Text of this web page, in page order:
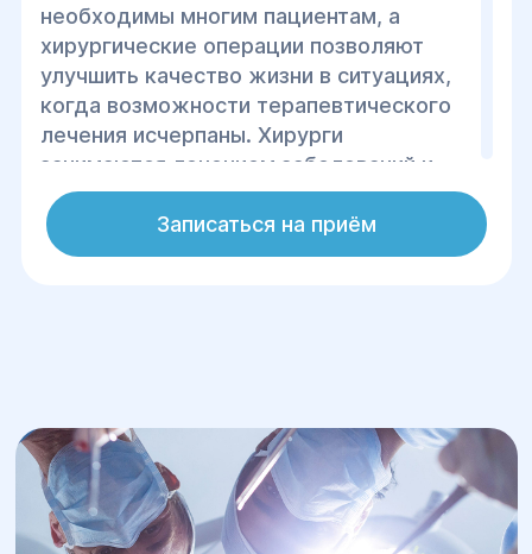
необходимы многим пациентам, а
хирургические операции позволяют
улучшить качество жизни в ситуациях,
когда возможности терапевтического
лечения исчерпаны. Хирурги
занимаются лечением заболеваний и
травм с применением хирургического
вмешательства (операции).
Хирургические операции также могут
профиля частный хирург Днепр
превосходит многие города Украины.
К ведущим частным медучреждениям
Записаться на приём